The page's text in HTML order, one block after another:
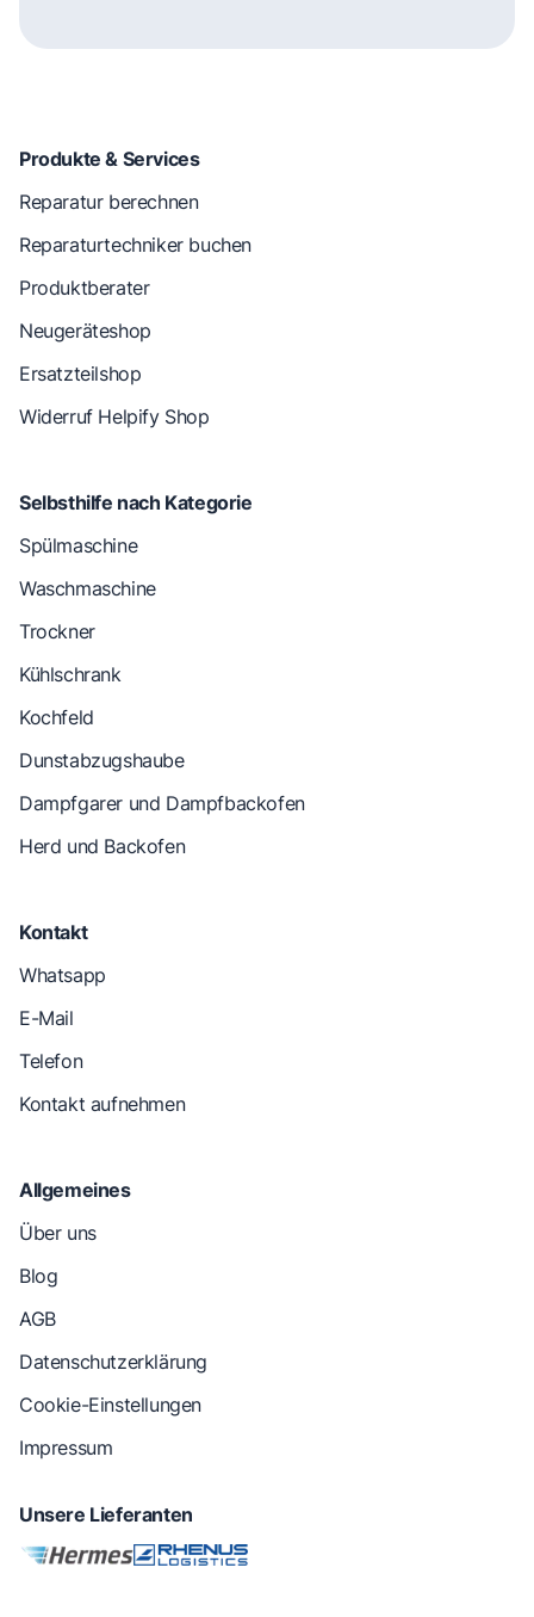
Produkte & Services
Reparatur berechnen
Reparaturtechniker buchen
Produktberater
Neugeräteshop
Ersatzteilshop
Widerruf Helpify Shop
Selbsthilfe nach Kategorie
Spülmaschine
Waschmaschine
Trockner
Kühlschrank
Kochfeld
Dunstabzugshaube
Dampfgarer und Dampfbackofen
Herd und Backofen
Kontakt
Whatsapp
E-Mail
Telefon
Kontakt aufnehmen
Allgemeines
Über uns
Blog
AGB
Datenschutzerklärung
Cookie-Einstellungen
Impressum
Unsere Lieferanten